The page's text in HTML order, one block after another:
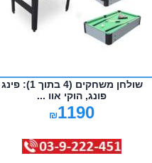
שולחן משחקים (4 בתוך 1): פינג
פונג, הוקי אוו ...
₪1190